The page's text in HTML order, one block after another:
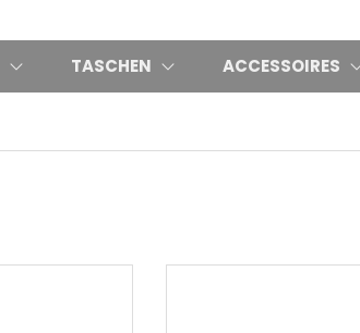
TASCHEN ACCESSOIRES